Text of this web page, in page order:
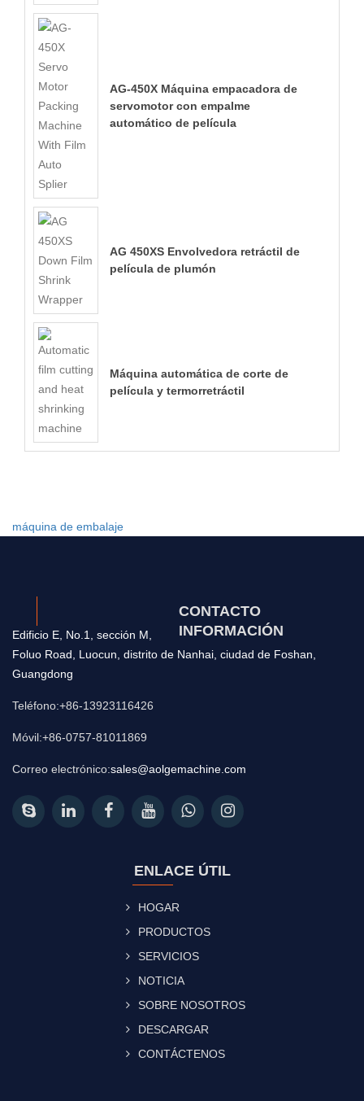
AG-450X Máquina empacadora de
servomotor con empalme
automático de película
AG 450XS Envolvedora retráctil de
película de plumón
Máquina automática de corte de
película y termorretráctil
máquina de embalaje
CONTACTO
INFORMACIÓN
Edificio E, No.1, sección M,
Foluo Road, Luocun, distrito de Nanhai, ciudad de Foshan,
Guangdong
Teléfono:+86-13923116426
Móvil:+86-0757-81011869
Correo electrónico:sales@aolgemachine.com
ENLACE ÚTIL
HOGAR
PRODUCTOS
SERVICIOS
NOTICIA
SOBRE NOSOTROS
DESCARGAR
CONTÁCTENOS